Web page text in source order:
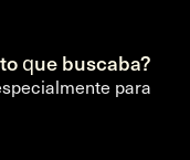
que buscaba?
para